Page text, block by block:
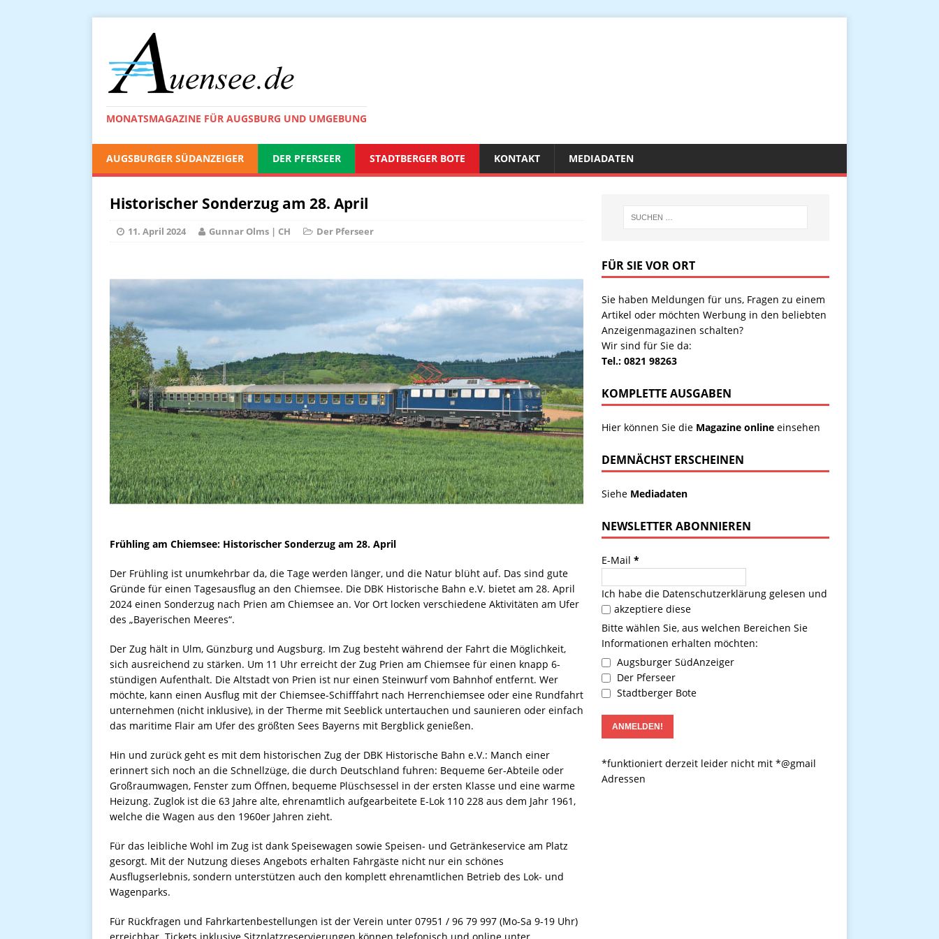
MONATSMAGAZINE FÜR AUGSBURG UND UMGEBUNG
AUGSBURGER SÜDANZEIGER DER PFERSEER STADTBERGER BOTE KONTAKT MEDIADATEN
Historischer Sonderzug am 28. April
11. April 2024 Gunnar Olms | CH Der Pferseer
Frühling am Chiemsee: Historischer Sonderzug am 28. April
Der Frühling ist unumkehrbar da, die Tage werden länger, und die Natur blüht auf. Das sind gute
Gründe für einen Tagesausflug an den Chiemsee. Die DBK Historische Bahn e.V. bietet am 28. April
2024 einen Sonderzug nach Prien am Chiemsee an. Vor Ort locken verschiedene Aktivitäten am Ufer
des „Bayerischen Meeres“.
Der Zug hält in Ulm, Günzburg und Augsburg. Im Zug besteht während der Fahrt die Möglichkeit,
sich ausreichend zu stärken. Um 11 Uhr erreicht der Zug Prien am Chiemsee für einen knapp 6-
stündigen Aufenthalt. Die Altstadt von Prien ist nur einen Steinwurf vom Bahnhof entfernt. Wer
möchte, kann einen Ausflug mit der Chiemsee-Schifffahrt nach Herrenchiemsee oder eine Rundfahrt
unternehmen (nicht inklusive), in der Therme mit Seeblick untertauchen und saunieren oder einfach
das maritime Flair am Ufer des größten Sees Bayerns mit Bergblick genießen.
Hin und zurück geht es mit dem historischen Zug der DBK Historische Bahn e.V.: Manch einer
erinnert sich noch an die Schnellzüge, die durch Deutschland fuhren: Bequeme 6er-Abteile oder
Großraumwagen, Fenster zum Öffnen, bequeme Plüschsessel in der ersten Klasse und eine warme
Heizung. Zuglok ist die 63 Jahre alte, ehrenamtlich aufgearbeitete E-Lok 110 228 aus dem Jahr 1961,
welche die Wagen aus den 1960er Jahren zieht.
Für das leibliche Wohl im Zug ist dank Speisewagen sowie Speisen- und Getränkeservice am Platz
gesorgt. Mit der Nutzung dieses Angebots erhalten Fahrgäste nicht nur ein schönes
Ausflugserlebnis, sondern unterstützen auch den komplett ehrenamtlichen Betrieb des Lok- und
Wagenparks.
Für Rückfragen und Fahrkartenbestellungen ist der Verein unter 07951 / 96 79 997 (Mo-Sa 9-19 Uhr)
FÜR SIE VOR ORT
Sie haben Meldungen für uns, Fragen zu einem
Artikel oder möchten Werbung in den beliebten
Anzeigenmagazinen schalten?
Wir sind für Sie da:
Tel.: 0821 98263
KOMPLETTE AUSGABEN
Hier können Sie die Magazine onlineeinsehen
DEMNÄCHST ERSCHEINEN
Siehe Mediadaten
NEWSLETTER ABONNIEREN
E-Mail *
Ich habe die Datenschutzerklärunggelesen und
akzeptiere diese
Bitte wählen Sie, aus welchen Bereichen Sie
Informationen erhalten möchten:
Augsburger SüdAnzeiger
Der Pferseer
Stadtberger Bote
*funktioniert derzeit leider nicht mit *@gmail
Adressen